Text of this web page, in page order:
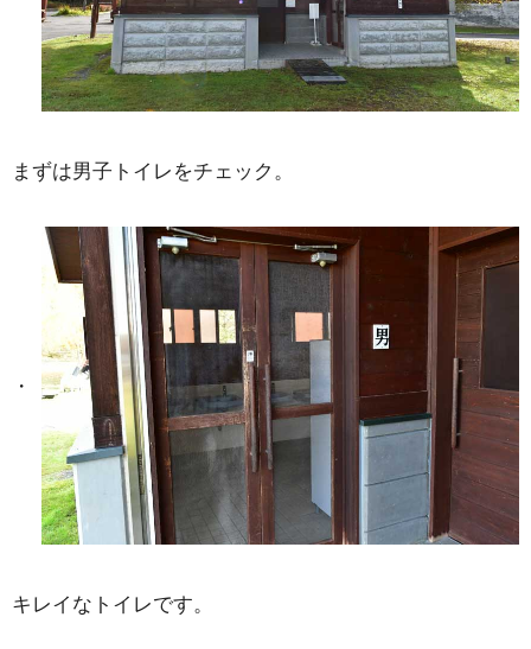
まずは男子トイレをチェック。
キレイなトイレです。